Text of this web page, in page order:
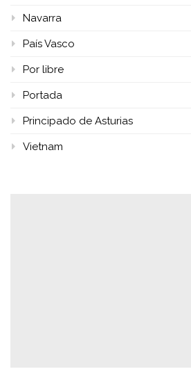
Navarra
País Vasco
Por libre
Portada
Principado de Asturias
Vietnam